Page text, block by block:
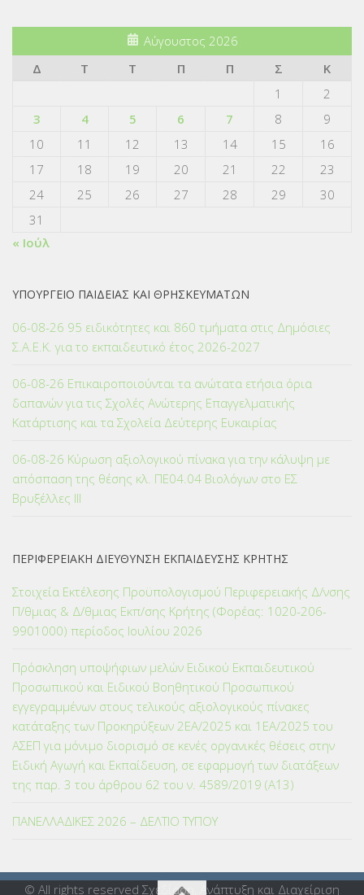
Αύγουστος 2026
Δ
Τ Τ Π Π Σ
Κ
1
2
3
4 5 6 7 8
9
10
11 12 13 14 15
16
17
18 19 20 21 22
23
24
25 26 27 28 29
30
31
« Ιούλ
ΥΠΟΥΡΓΕΙΟ ΠΑΙΔΕΙΑΣ ΚΑΙ ΘΡΗΣΚΕΥΜΑΤΩΝ
06-08-26 95 ειδικότητες και 860 τμήματα στις Δημόσιες
Σ.Α.Ε.Κ. για το εκπαιδευτικό έτος 2026-2027
06-08-26 Επικαιροποιούνται τα ανώτατα ετήσια όρια
δαπανών για τις Σχολές Ανώτερης Επαγγελματικής
Κατάρτισης και τα Σχολεία Δεύτερης Ευκαιρίας
06-08-26 Κύρωση αξιολογικού πίνακα για την κάλυψη με
απόσπαση της θέσης κλ. ΠΕ04.04 Βιολόγων στο ΕΣ
Βρυξέλλες ΙΙΙ
ΠΕΡΙΦΕΡΕΙΑΚΗ ΔΙΕΥΘΥΝΣΗ ΕΚΠΑΙΔΕΥΣΗΣ ΚΡΗΤΗΣ
Στοιχεία Εκτέλεσης Προϋπολογισμού Περιφερειακής Δ/νσης
Π/θμιας & Δ/θμιας Εκπ/σης Κρήτης (Φορέας: 1020-206-
9901000) περίοδος Ιουλίου 2026
Πρόσκληση υποψήφιων μελών Ειδικού Εκπαιδευτικού
Προσωπικού και Ειδικού Βοηθητικού Προσωπικού
εγγεγραμμένων στους τελικούς αξιολογικούς πίνακες
κατάταξης των Προκηρύξεων 2ΕΑ/2025 και 1ΕΑ/2025 του
ΑΣΕΠ για μόνιμο διορισμό σε κενές οργανικές θέσεις στην
Ειδική Αγωγή και Εκπαίδευση, σε εφαρμογή των διατάξεων
της παρ. 3 του άρθρου 62 του ν. 4589/2019 (Α΄13)
ΠΑΝΕΛΛΑΔΙΚΕΣ 2026 – ΔΕΛΤΙΟ ΤΥΠΟΥ
© All rights reserved Σχεδίαση, Ανάπτυξη και Διαχείριση